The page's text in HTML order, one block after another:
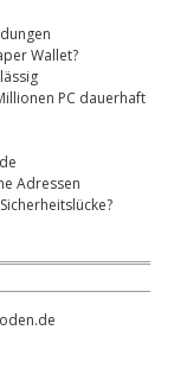
Wallet?
PC dauerhaft
Adressen